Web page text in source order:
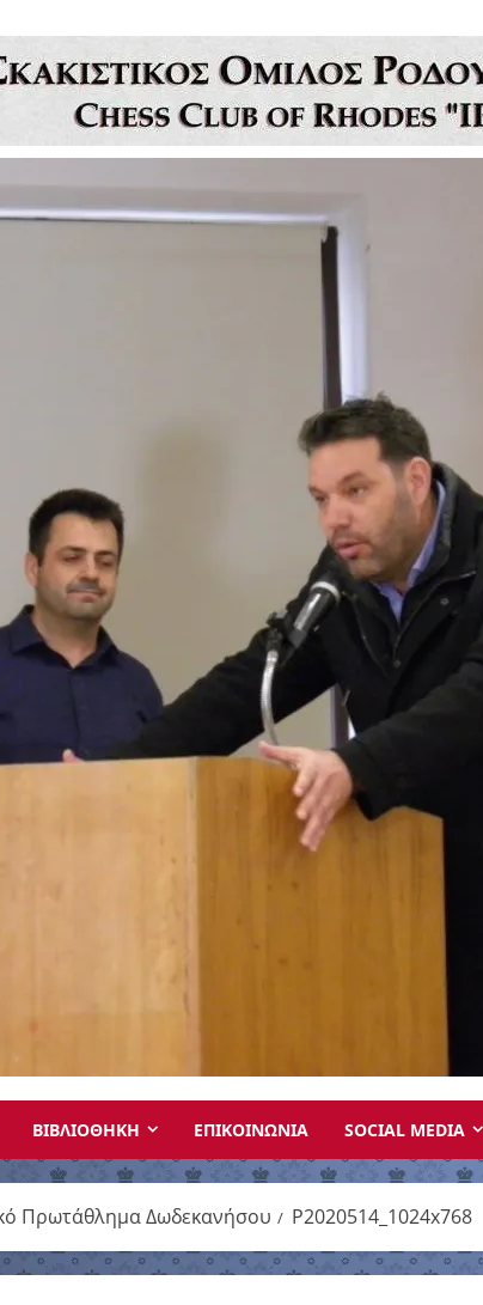
ΒΙΒΛΙΟΘΗΚΗ ΕΠΙΚΟΙΝΩΝΙΑ SOCIAL MEDIA
Πρωτάθλημα Δωδεκανήσου P2020514_1024x768